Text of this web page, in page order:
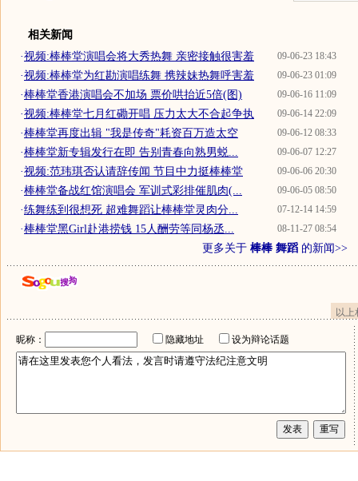
相关新闻
09-06-23 18:43
·视频:棒棒堂演唱会将大秀热舞 亲密接触很害羞
09-06-23 01:09
·视频:棒棒堂为红勘演唱练舞 携辣妹热舞呼害羞
09-06-16 11:09
·棒棒堂香港演唱会不加场 票价哄抬近5倍(图)
09-06-14 22:09
·视频:棒棒堂七月红磡开唱 压力太大不合起争执
09-06-12 08:33
·棒棒堂再度出辑 "我是传奇"耗资百万造太空
09-06-07 12:27
·棒棒堂新专辑发行在即 告别青春向熟男蜕...
09-06-06 20:30
·视频:范玮琪否认请辞传闻 节目中力挺棒棒堂
09-06-05 08:50
·棒棒堂备战红馆演唱会 军训式彩排催肌肉(...
07-12-14 14:59
·练舞练到很想死 超难舞蹈让棒棒堂灵肉分...
08-11-27 08:54
·棒棒堂黑Girl赴港捞钱 15人酬劳等同杨丞...
更多关于 棒棒 舞蹈 的新闻>>
以
昵称： 隐藏地址 设为辩论话题